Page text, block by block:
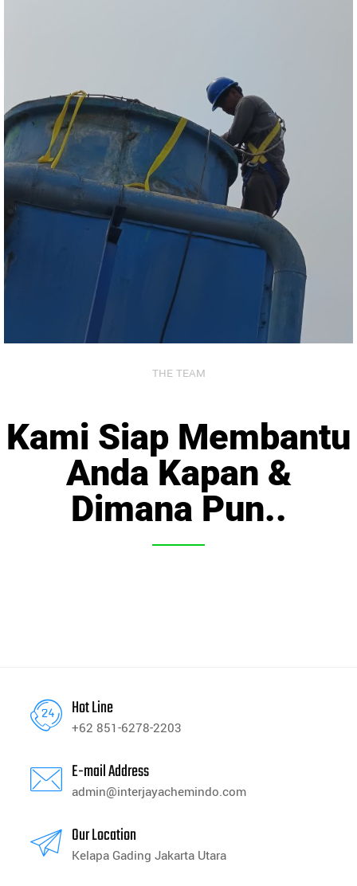
THE TEAM
Kami Siap Membantu
Anda Kapan &
Dimana Pun..
Hot Line
+62 851-6278-2203
E-mail Address
admin@interjayachemindo.com
Our Location
Kelapa Gading Jakarta Utara